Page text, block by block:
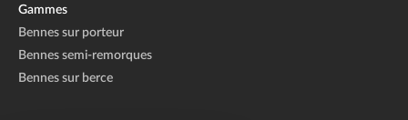
Gammes
Bennes sur porteur
Bennes semi-remorques
Bennes sur berce